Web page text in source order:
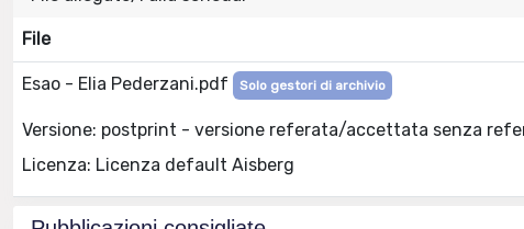
File
Esao - Elia Pederzani.pdf Solo gestori di archivio
Versione: postprint - versione referata/accettata senza
Licenza: Licenza default Aisberg